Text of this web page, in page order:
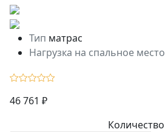
Тип матрас
Нагрузка на спальное место
46 761 ₽
Количество